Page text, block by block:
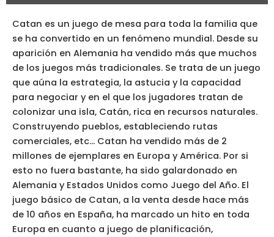
Catan es un juego de mesa para toda la familia que
se ha convertido en un fenómeno mundial. Desde su
aparición en Alemania ha vendido más que muchos
de los juegos más tradicionales. Se trata de un juego
que aúna la estrategia, la astucia y la capacidad
para negociar y en el que los jugadores tratan de
colonizar una isla, Catán, rica en recursos naturales.
Construyendo pueblos, estableciendo rutas
comerciales, etc… Catan ha vendido más de 2
millones de ejemplares en Europa y América. Por si
esto no fuera bastante, ha sido galardonado en
Alemania y Estados Unidos como Juego del Año. El
juego básico de Catan, a la venta desde hace más
de 10 años en España, ha marcado un hito en toda
Europa en cuanto a juego de planificación,